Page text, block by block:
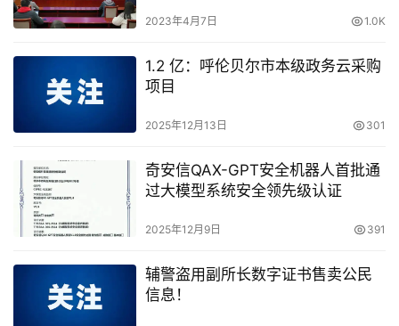
2023年4月7日 1.0K
1.2 亿：呼伦贝尔市本级政务云采购
项目
2025年12月13日 301
奇安信QAX-GPT安全机器人首批通
过大模型系统安全领先级认证
2025年12月9日 391
辅警盗用副所长数字证书售卖公民
信息！